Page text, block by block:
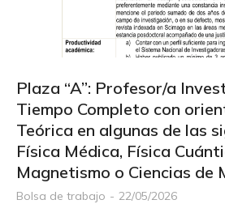
Plaza “A”: Profesor/a
Tiempo Completo con
Teórica en algunas de las
Física Médica, Física
Magnetismo o Ciencias de
Bolsa de trabajo 22/05/2026